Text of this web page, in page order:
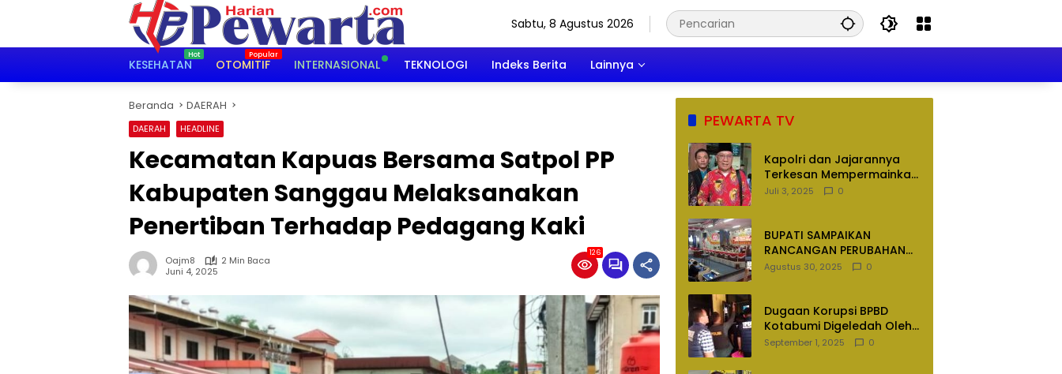
Sabtu, 8 Agustus 2026
KESEHATAN OTOMITIF INTERNASIONAL TEKNOLOGI Indeks Berita Lainnya
Beranda DAERAH
DAERAH HEADLINE
Kecamatan Kapuas Bersama Satpol PP
Kabupaten Sanggau Melaksanakan
Penertiban Terhadap Pedagang Kaki
Oajm8
2 Min Baca
Juni 4, 2025
126
PEWARTA TV
Kapolri dan Jajarannya
Terkesan Mempermainkan
Hukum
Juli 3, 2025 0
BUPATI SAMPAIKAN
RANCANGAN PERUBAHAN
APBD TAHUN ANGGARAN
Agustus 30, 2025 0
Dugaan Korupsi BPBD
Kotabumi Digeledah Oleh
Tim Penyidik Polres
September 1, 2025 0